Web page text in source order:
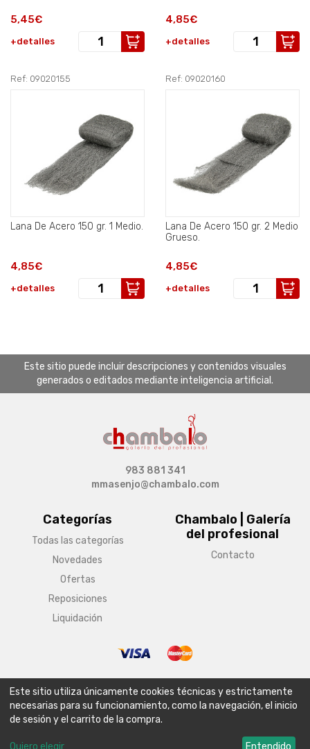
5,45€
+detalles
4,85€
+detalles
Ref: 09020155
Lana De Acero 150 gr. 1 Medio.
4,85€
+detalles
Ref: 09020160
Lana De Acero 150 gr. 2 Medio
Grueso.
4,85€
+detalles
Este sitio puede incluir descripciones y contenidos visuales
generados o editados mediante inteligencia artificial.
Categorías
Todas las categorías
Novedades
Ofertas
Reposiciones
Liquidación
Chambalo | Galería
del profesional
Contacto
983 881 341
mmasenjo@chambalo.com
Aviso legal Condiciones generales de venta
Política de envío
Política de privacidad
Política de cookies
Este sitio utiliza únicamente cookies técnicas y estrictamente
necesarias para su funcionamiento, como la navegación, el inicio
de sesión y el carrito de la compra.